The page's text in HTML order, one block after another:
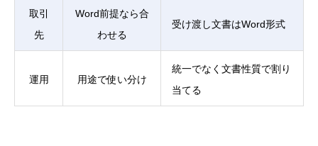
取引
先
Word前提なら合
わせる
受け渡し文書はWord形式
運用 用途で使い分け
統一でなく文書性質で割り
当てる